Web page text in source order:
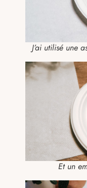
J’ai utilisé une
Et un